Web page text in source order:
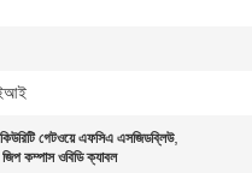
গেটওয়ে এফসিএ এসজিডব্লিউ,
জিপ কম্পাস ওবিডি ক্যাবল